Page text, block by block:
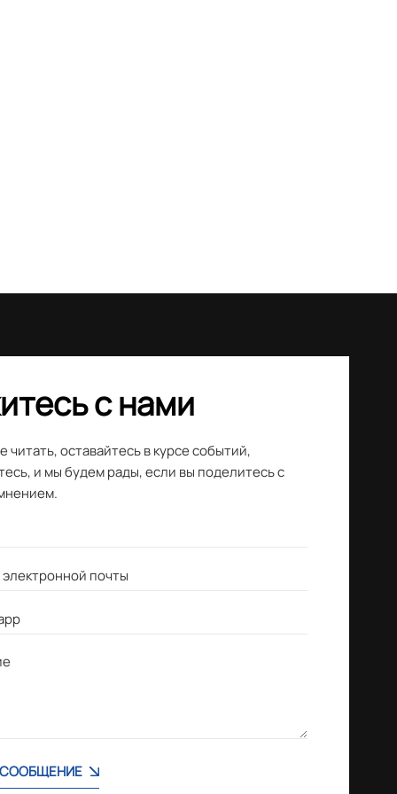
с нами
читать, оставайтесь в курсе событий,
и мы будем рады, если вы поделитесь с